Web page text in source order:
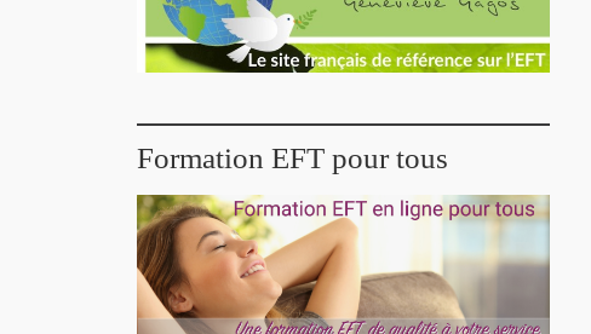
Formation EFT pour tous